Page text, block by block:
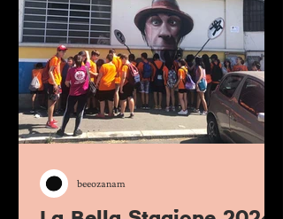
beeozanam